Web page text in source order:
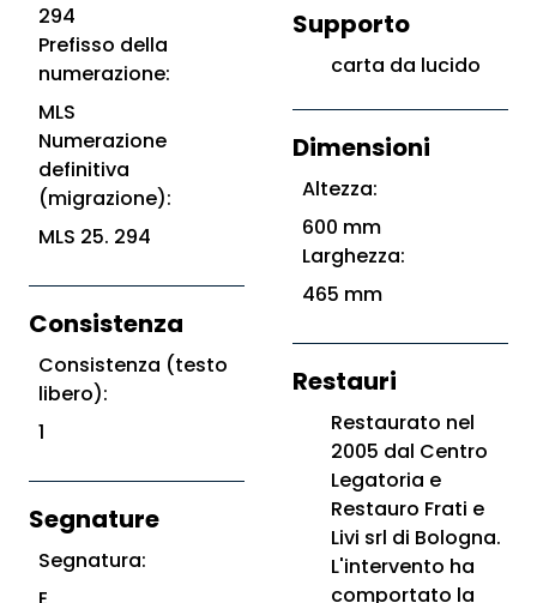
294
Prefisso della
numerazione:
MLS
Numerazione
definitiva
(migrazione):
MLS 25. 294
Consistenza
Consistenza (testo
libero):
1
Segnature
Segnatura:
Supporto
carta da lucido
Dimensioni
Altezza:
600 mm
Larghezza:
465 mm
Restauri
Restaurato nel
2005 dal Centro
Legatoria e
Restauro Frati e
Livi srl di Bologna.
L'intervento ha
comportato la